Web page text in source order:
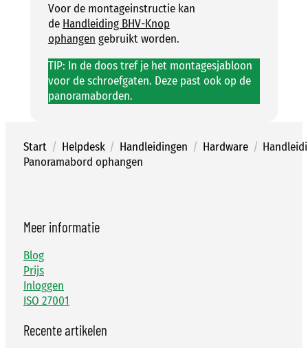
Voor de montageinstructie kan
de Handleiding BHV-Knop
ophangen gebruikt worden.
TIP: In de doos tref je het montagesjabloon
voor de schroefgaten. Deze past ook op de
panoramaborden.
Start / Helpdesk / Handleidingen / Hardware /
Panoramabord ophangen
Meer informatie
Blog
Prijs
Inloggen
ISO 27001
Recente artikelen